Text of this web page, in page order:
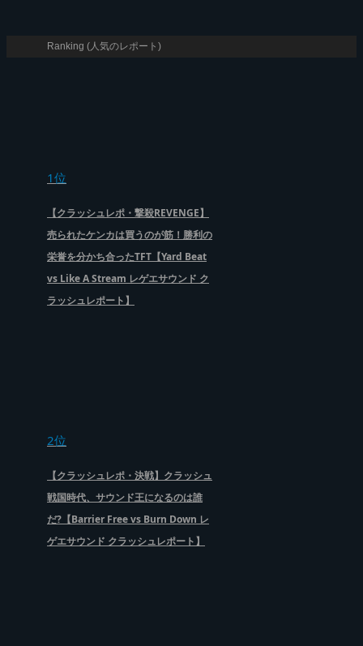
Ranking (人気のレポート)
1位
【クラッシュレポ・撃殺REVENGE】
売られたケンカは買うのが筋！勝利の
栄誉を分かち合ったTFT【Yard Beat
vs Like A Stream レゲエサウンド ク
ラッシュレポート】
2位
【クラッシュレポ・決戦】クラッシュ
戦国時代、サウンド王になるのは誰
だ?【Barrier Free vs Burn Down レ
ゲエサウンド クラッシュレポート】